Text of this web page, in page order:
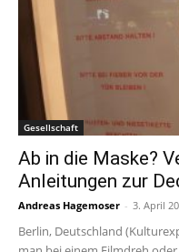
Gesellschaft
Ab in die Maske?
Anleitungen zur
Andreas Hagemoser - 3. April
Berlin, Deutschland